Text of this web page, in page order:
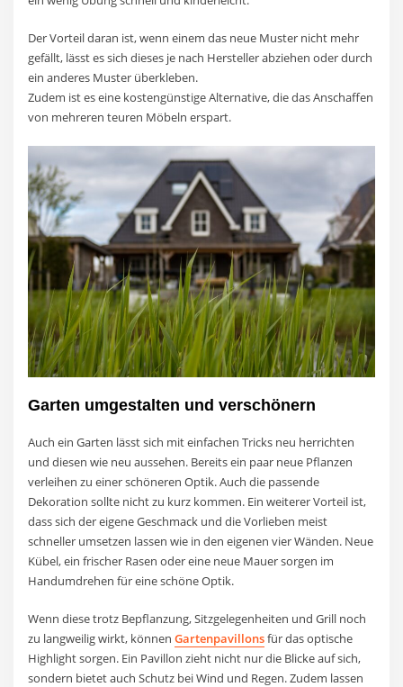
Der Vorteil daran ist, wenn einem das neue Muster nicht mehr
gefällt, lässt es sich dieses je nach Hersteller abziehen oder durch
ein anderes Muster überkleben.
Zudem ist es eine kostengünstige Alternative, die das Anschaffen
von mehreren teuren Möbeln erspart.
Garten umgestalten und verschönern
Auch ein Garten lässt sich mit einfachen Tricks neu herrichten
und diesen wie neu aussehen. Bereits ein paar neue Pflanzen
verleihen zu einer schöneren Optik. Auch die passende
Dekoration sollte nicht zu kurz kommen. Ein weiterer Vorteil ist,
dass sich der eigene Geschmack und die Vorlieben meist
schneller umsetzen lassen wie in den eigenen vier Wänden. Neue
Kübel, ein frischer Rasen oder eine neue Mauer sorgen im
Handumdrehen für eine schöne Optik.
Wenn diese trotz Bepflanzung, Sitzgelegenheiten und Grill noch
zu langweilig wirkt, könnenGartenpavillonsfür das optische
Highlight sorgen. Ein Pavillon zieht nicht nur die Blicke auf sich,
sondern bietet auch Schutz bei Wind und Regen. Zudem lassen